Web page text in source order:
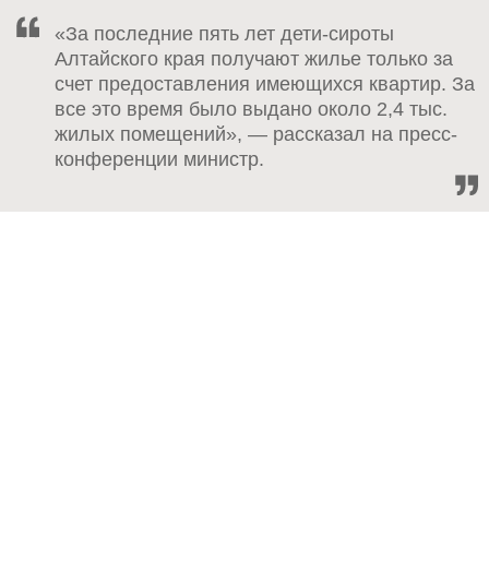
«За последние пять лет дети-сироты
Алтайского края получают жилье только за
счет предоставления имеющихся квартир. За
все это время было выдано около 2,4 тыс.
жилых помещений», — рассказал на пресс-
конференции министр.